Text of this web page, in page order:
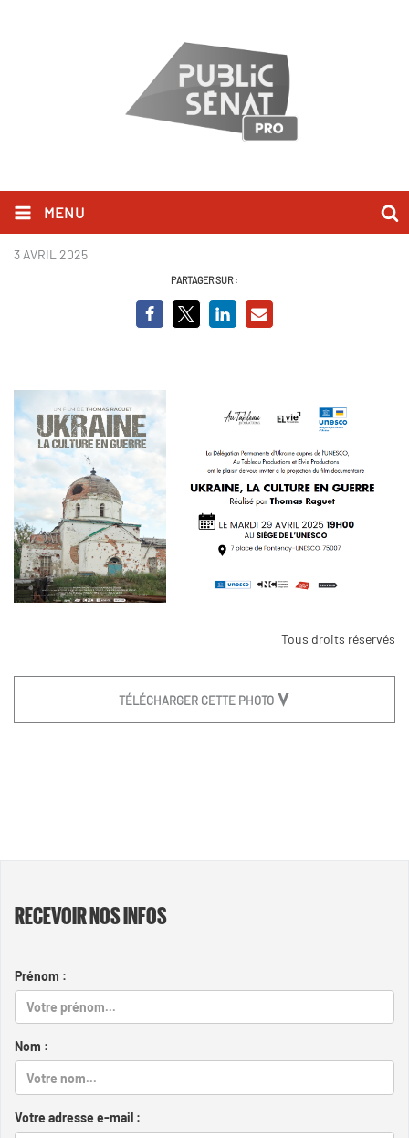
MENU
Invitation projo Ukraine.png
3 AVRIL 2025
PARTAGER SUR :
Tous droits réservés
TÉLÉCHARGER CETTE PHOTO
RECEVOIR NOS INFOS
Prénom :
Nom :
Votre adresse e-mail :